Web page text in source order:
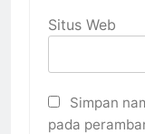
Situs Web
Simpan
pada